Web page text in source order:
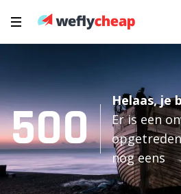
500
Helaas, je
Er is een
nog eens